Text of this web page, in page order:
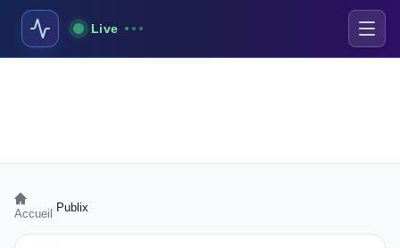
Live
Accueil Publix